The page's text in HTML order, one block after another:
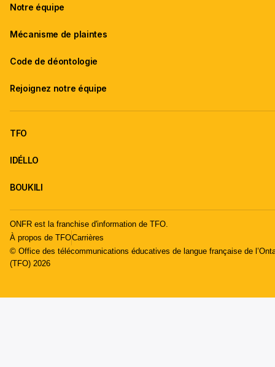
Notre équipe
Mécanisme de plaintes
Code de déontologie
Rejoignez notre équipe
TFO
IDÉLLO
BOUKILI
ONFR est la franchise d'information de TFO.
À propos de TFOCarrières
© Office des télécommunications éducatives de langue française de
(TFO) 2026